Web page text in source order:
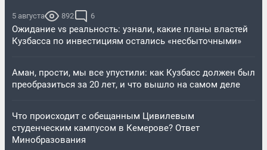
5 августа 892 6
Ожидание vs реальность: узнали, какие планы властей
Кузбасса по инвестициям остались «несбыточными»
Аман, прости, мы все упустили: как Кузбасс должен был
преобразиться за 20 лет, и что вышло на самом деле
Что происходит с обещанным Цивилевым
студенческим кампусом в Кемерове? Ответ
Минобразования